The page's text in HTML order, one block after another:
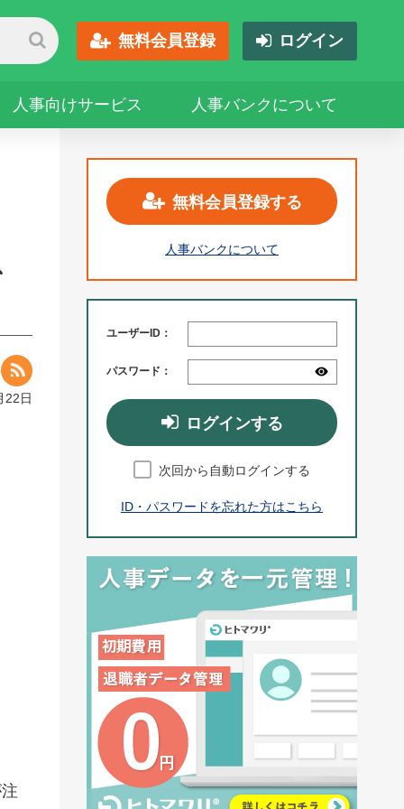
無料会員登録 ログイン
人事向けサービス 人事バンクについて
22日
無料会員登録する
人事バンクについて
ユーザーID：
パスワード：
ログインする
次回から自動ログインする
ID・パスワードを忘れた方はこちら